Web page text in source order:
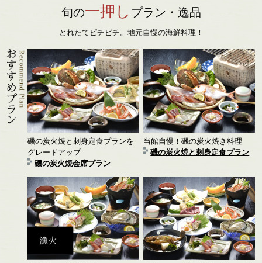
旬の一押し プラン・逸品
とれたてピチピチ。地元自慢の海鮮料理！
磯の炭火焼と刺身定食プランを
グレードアップ
磯の炭火焼会席プラン
当館自慢！磯の炭火焼き料理
磯の炭火焼と刺身定食プラン